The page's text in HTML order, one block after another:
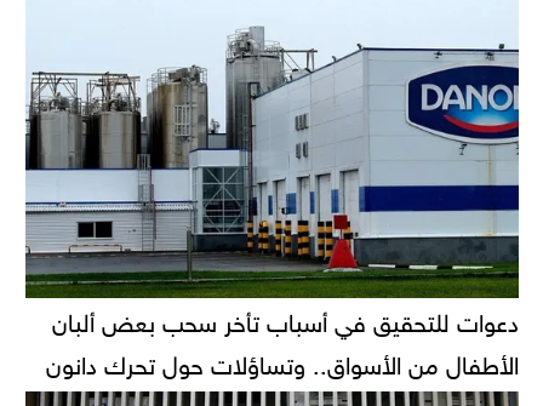
دعوات للتحقيق في أسباب تأخر سحب بعض ألبان
الأطفال من الأسواق.. وتساؤلات حول تحرك دانون